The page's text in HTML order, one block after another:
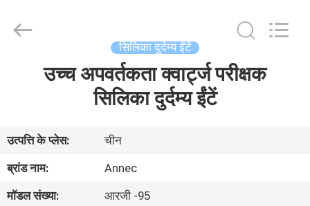
हमारे
बारे
Industrial
सिलिका दुर्दम्य ईंटें
उच्च अपवर्तकता क्वार्ट्ज परीक्षक
सिलिका दुर्दम्य ईंटें
उत्पत्ति के प्लेस:
चीन
ब्रांड नाम:
Annec
मॉडल संख्या:
आरजी -95